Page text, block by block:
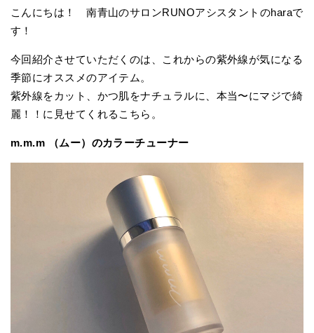
こんにちは！ 南青山のサロンRUNOアシスタントのharaで
す！
今回紹介させていただくのは、これからの紫外線が気になる
季節にオススメのアイテム。
紫外線をカット、かつ肌をナチュラルに、本当〜にマジで綺
麗！！に見せてくれるこちら。
m.m.m （ムー）のカラーチューナー